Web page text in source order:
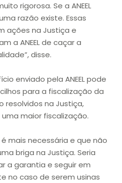
rigorosa. Se a ANEEL
razão existe. Essas
ações na Justiça e
a ANEEL de caçar a
disse.
enviado pela ANEEL pode
para a fiscalização da
resolvidos na Justiça,
maior fiscalização.
mais necessária e que não
briga na Justiça. Seria
a garantia e seguir em
no caso de serem usinas